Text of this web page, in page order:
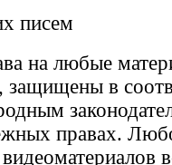
писем
на любые
защищены в
правах.